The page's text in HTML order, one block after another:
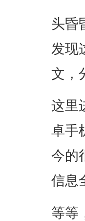
头昏
发现
文，
这里
卓手
今的
信息
等等